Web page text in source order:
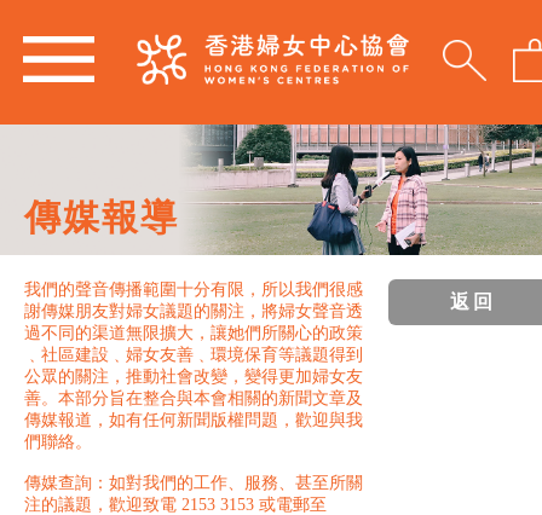
傳媒報導
我們的聲音傳播範圍十分有限，所以我們很感
謝傳媒朋友對婦女議題的關注，將婦女聲音透
過不同的渠道無限擴大，讓她們所關心的政策
﹑社區建設﹑婦女友善﹑環境保育等議題得到
公眾的關注，推動社會改變，變得更加婦女友
善。本部分旨在整合與本會相關的新聞文章及
傳媒報道，如有任何新聞版權問題，歡迎與我
們聯絡。
傳媒查詢：如對我們的工作、服務、甚至所關
注的議題，歡迎致電 2153 3153 或電郵至
返回